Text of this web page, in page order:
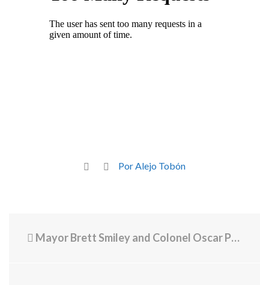
Por Alejo Tobón
Mayor Brett Smiley and Colonel Oscar Perez Announce Launch of Real Time Crime Center